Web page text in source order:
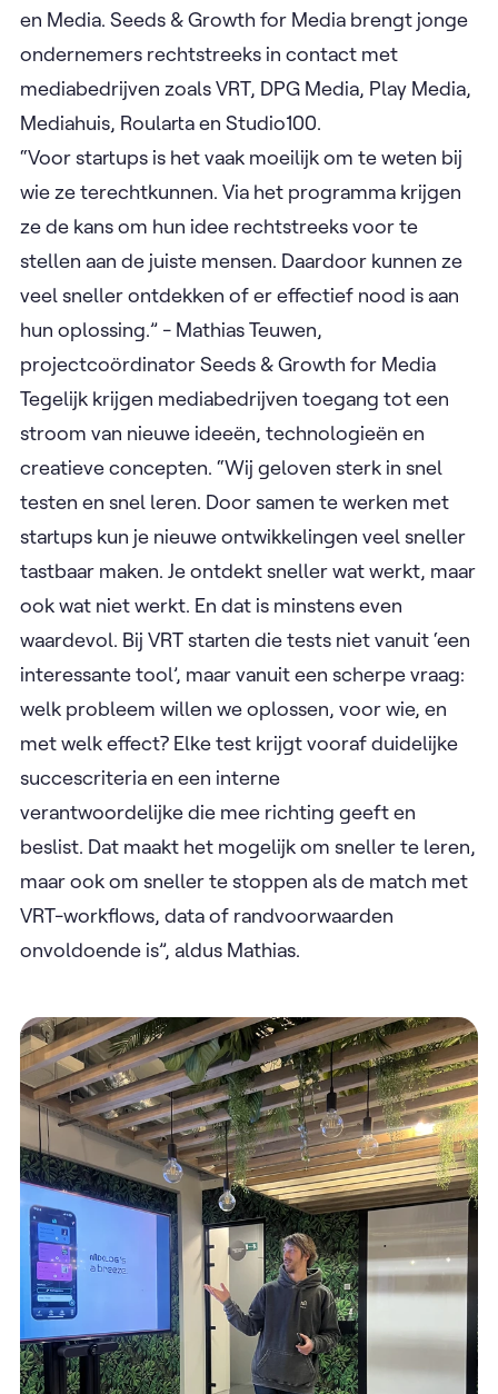
en Media. Seeds & Growth for Media brengt jonge
ondernemers rechtstreeks in contact met
mediabedrijven zoals VRT, DPG Media, Play Media,
Mediahuis, Roularta en Studio100.
“Voor startups is het vaak moeilijk om te weten bij
wie ze terechtkunnen. Via het programma krijgen
ze de kans om hun idee rechtstreeks voor te
stellen aan de juiste mensen. Daardoor kunnen ze
veel sneller ontdekken of er effectief nood is aan
hun oplossing.” - Mathias Teuwen,
projectcoördinator Seeds & Growth for Media
Tegelijk krijgen mediabedrijven toegang tot een
stroom van nieuwe ideeën, technologieën en
creatieve concepten. “Wij geloven sterk in snel
testen en snel leren. Door samen te werken met
startups kun je nieuwe ontwikkelingen veel sneller
tastbaar maken. Je ontdekt sneller wat werkt, maar
ook wat niet werkt. En dat is minstens even
waardevol. Bij VRT starten die tests niet vanuit ‘een
interessante tool’, maar vanuit een scherpe vraag:
welk probleem willen we oplossen, voor wie, en
met welk effect? Elke test krijgt vooraf duidelijke
succescriteria en een interne
verantwoordelijke die mee richting geeft en
beslist. Dat maakt het mogelijk om sneller te leren,
maar ook om sneller te stoppen als de match met
VRT-workflows, data of randvoorwaarden
onvoldoende is”, aldus Mathias.